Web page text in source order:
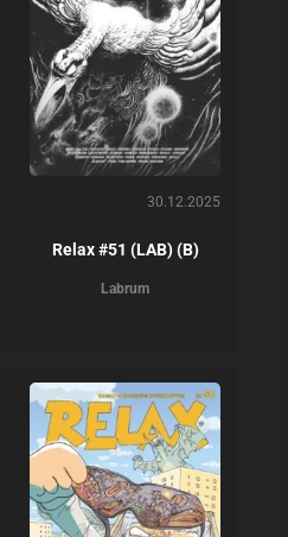
30.12.2025
Relax #51 (LAB) (B)
Labrum